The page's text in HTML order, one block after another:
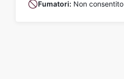
Fumatori: Non consentito